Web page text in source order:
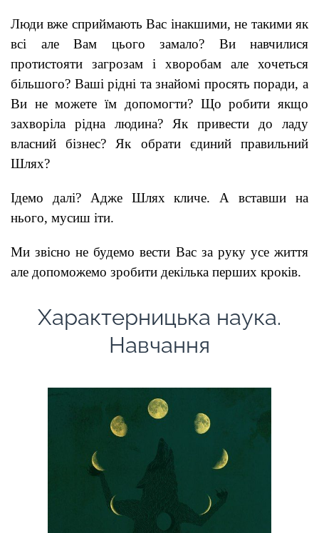
Люди вже сприймають Вас інакшими, не такими як
всі але Вам цього замало? Ви навчилися
протистояти загрозам і хворобам але хочеться
більшого? Ваші рідні та знайомі просять поради, а
Ви не можете їм допомогти? Що робити якщо
захворіла рідна людина? Як привести до ладу
власний бізнес? Як обрати єдиний правильний
Шлях?
Ідемо далі? Адже Шлях кличе. А вставши на
нього, мусиш іти.
Ми звісно не будемо вести Вас за руку усе життя
але допоможемо зробити декілька перших кроків.
Характерницька наука.
Навчання